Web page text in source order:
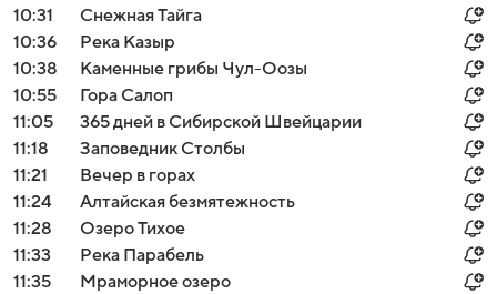
10:31
Снежная Тайга
10:36
Река Казыр
10:38
Каменные грибы Чул-Оозы
10:55
Гора Салоп
11:05
365 дней в Сибирской Швейцарии
11:18
Заповедник Столбы
11:21
Вечер в горах
11:24
Алтайская безмятежность
11:28
Озеро Тихое
11:33
Река Парабель
11:35
Мраморное озеро